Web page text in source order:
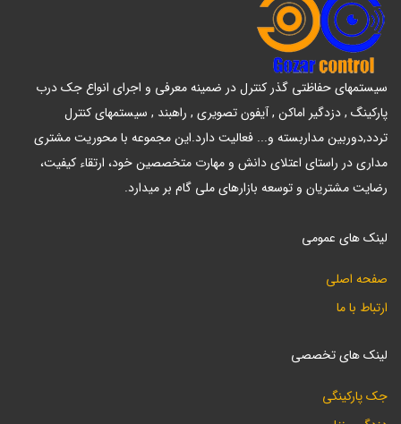
سیستمهای حفاظتی گذر کنترل در ضمینه معرفی و اجرای انواع جک درب
پارکینگ , دزدگیر اماکن , آیفون تصویری , راهبند , سیستمهای کنترل
تردد,دوربین مداربسته و... فعالیت دارد.این مجموعه با محوریت مشتری
مداری در راستای اعتلای دانش و مهارت متخصصین خود، ارتقاء کیفیت،
رضایت مشتریان و توسعه بازارهای ملی گام بر میدارد.
لینک های عمومی
صفحه اصلی
ارتباط با ما
لینک های تخصصی
جک پارکینگی